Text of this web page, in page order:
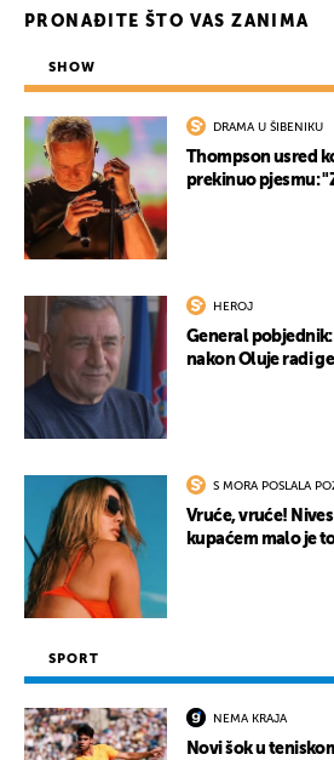
PRONAĐITE ŠTO VAS ZANIMA
SHOW
DRAMA U ŠIBENIKU
Thompson usred
prekinuo pjesmu:
HEROJ
General
nakon Oluje radi
S MORA POSLALA
Vruće, vruće!
kupaćem malo je
SPORT
NEMA KRAJA
Novi šok u